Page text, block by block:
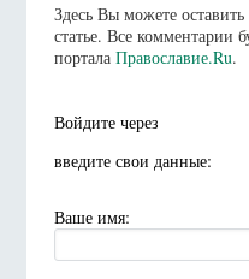
Здесь Вы можете
статье. Все комментарии
портала Православие.Ru.
Войдите через
введите свои данные:
Ваше имя: